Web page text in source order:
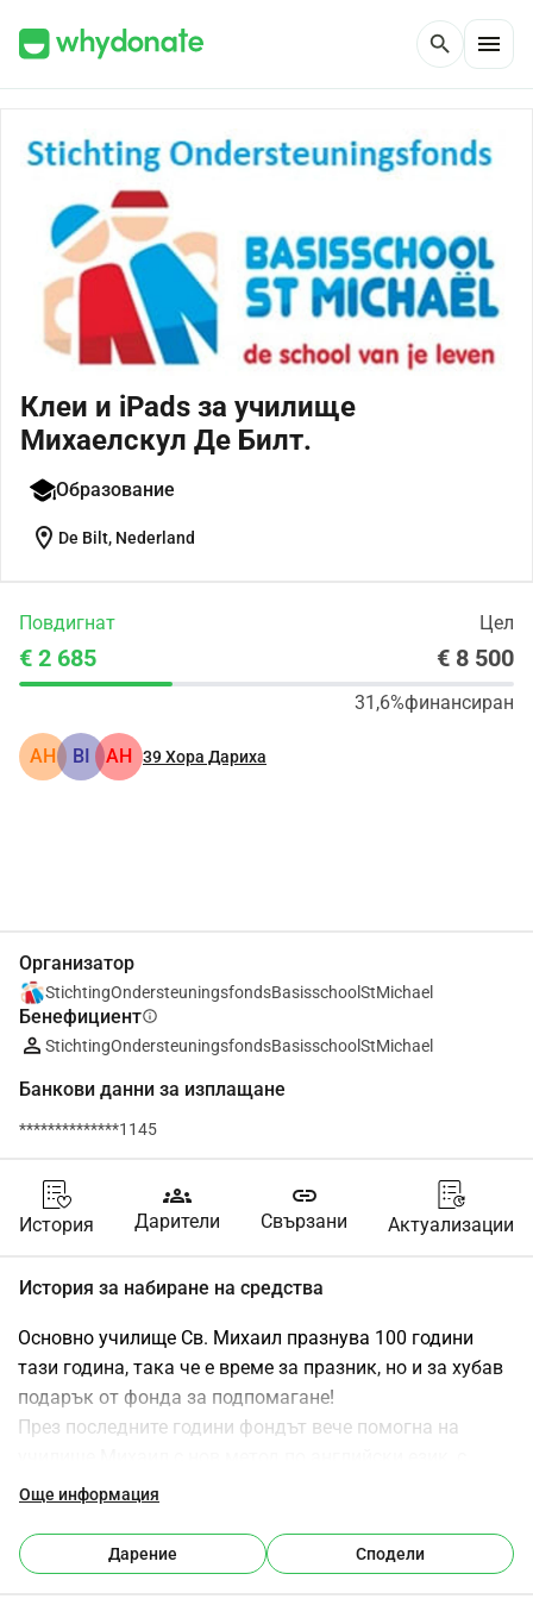
search menu
Клеи и iPads за училище
Михаелскул Де Билт.
Образование
location_on De Bilt, Nederland
Повдигнат Цел
€ 2 685 € 8 500
31,6%финансиран
АН BI АН 39Хора Дариха
Организатор
StichtingOndersteuningsfondsBasisschoolStMichael
Бенефициентinfo
StichtingOndersteuningsfondsBasisschoolStMichael
Банкови данни за изплащане
**************1145
История
groups
Дарители
link
Свързани Актуализации
История за набиране на средства
Основно училище Св. Михаил празнува 100 години
тази година, така че е време за празник, но и за хубав
подарък от фонда за подпомагане!
През последните години фондът вече помогна на
пълна реконструкция на училищния двор и с
инструменти.
Тази година имаме 2 цели, които искаме да постигнем:
Още информация
Дарение Сподели